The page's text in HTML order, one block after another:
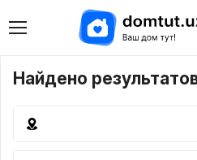
Найдено